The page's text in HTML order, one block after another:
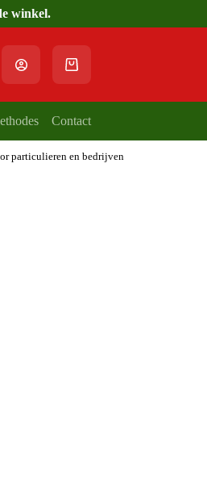
winkel.
Winkelwagen
Contact
particulieren en bedrijven